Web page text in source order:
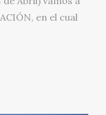
en el cual